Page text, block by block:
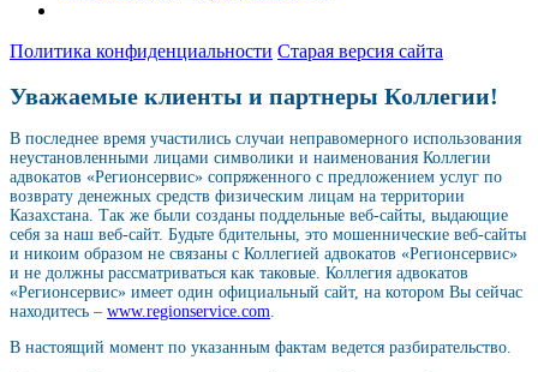
Политика конфиденциальности Старая версия сайта
Уважаемые клиенты и партнеры Коллегии!
В последнее время участились случаи неправомерного использования
неустановленными лицами символики и наименования Коллегии
адвокатов «Регионсервис» сопряженного с предложением услуг по
возврату денежных средств физическим лицам на территории
Казахстана. Так же были созданы поддельные веб-сайты, выдающие
себя за наш веб-сайт. Будьте бдительны, это мошеннические веб-сайты
и никоим образом не связаны с Коллегией адвокатов «Регионсервис»
и не должны рассматриваться как таковые. Коллегия адвокатов
«Регионсервис» имеет один официальный сайт, на котором Вы сейчас
находитесь – www.regionservice.com
В настоящий момент по указанным фактам ведется разбирательство.